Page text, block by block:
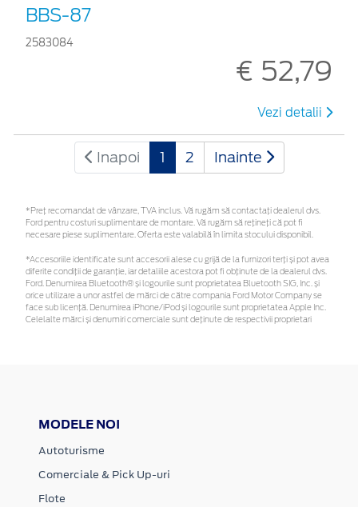
BBS-87
2583084
€ 52,79
Vezi detalii
Inapoi 1 2 Inainte
*Preţ recomandat de vânzare, TVA inclus. Vă rugăm să contactaţi dealerul dvs.
Ford pentru costuri suplimentare de montare. Vă rugăm să rețineți că pot fi
necesare piese suplimentare. Oferta este valabilă în limita stocului disponibil.
*Accesoriile identificate sunt accesorii alese cu grijă de la furnizori terți și pot avea
diferite condiții de garanție, iar detaliile acestora pot fi obținute de la dealerul dvs.
Ford. Denumirea Bluetooth® și logourile sunt proprietatea Bluetooth SIG, Inc. și
orice utilizare a unor astfel de mărci de către compania Ford Motor Company se
face sub licență. Denumirea iPhone/iPod și logourile sunt proprietatea Apple Inc.
Celelalte mărci și denumiri comerciale sunt deținute de respectivii proprietari
MODELE NOI
Autoturisme
Comerciale & Pick Up-uri
Flote